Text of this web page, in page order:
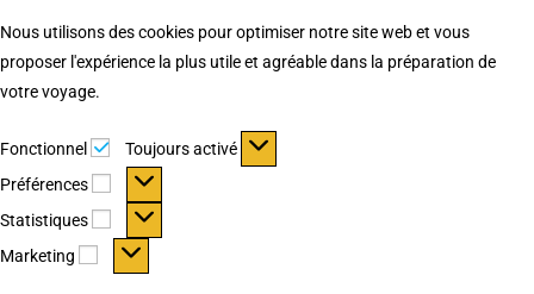
Nous utilisons des cookies pour optimiser notre site web et vous
proposer l'expérience la plus utile et agréable dans la préparation de
votre voyage.
Fonctionnel Fonctionnel
Toujours activé
Préférences
Préférences
Statistiques Statistiques
Marketing Marketing